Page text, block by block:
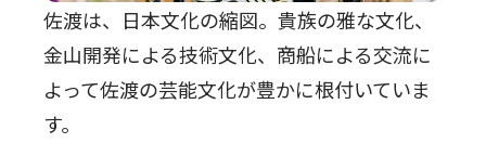
佐渡は、日本文化の縮図。貴族の雅な文化、
金山開発による技術文化、商船による交流に
よって佐渡の芸能文化が豊かに根付いていま
す。